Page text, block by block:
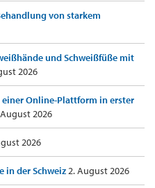
von starkem
und Schweißfüße mit
2026
Online-Plattform in erster
2026
2026
in der Schweiz2. August 2026